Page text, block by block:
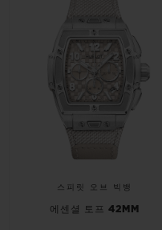
스피릿 오브 빅뱅
에센셜 토프 42MM